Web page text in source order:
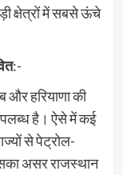
क्षेत्रों में सबसे ऊंचे
:-
हरियाणा की
है। ऐसे में कई
से पेट्रोल-
असर राजस्थान